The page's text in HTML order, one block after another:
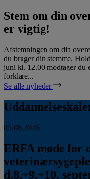
Stem om din
er vigtig!
Afstemningen om din
du bruger din stemme.
juni kl. 12.00 modtager du
forklare...
Se alle nyheder
05.08.2026
ERFA møde for
d.8.+9.+10.